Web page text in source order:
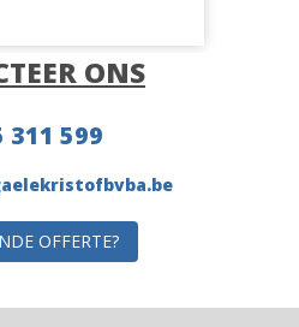
ONS
311 599
OFFERTE?